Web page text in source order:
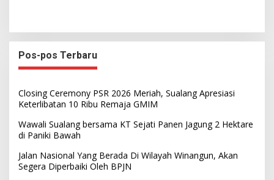
Pos-pos Terbaru
Closing Ceremony PSR 2026 Meriah, Sualang Apresiasi
Keterlibatan 10 Ribu Remaja GMIM
Wawali Sualang bersama KT Sejati Panen Jagung 2 Hektare
di Paniki Bawah
Jalan Nasional Yang Berada Di Wilayah Winangun, Akan
Segera Diperbaiki Oleh BPJN